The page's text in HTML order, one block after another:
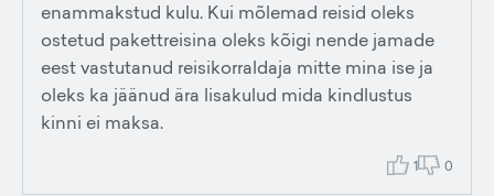
enammakstud kulu. Kui mõlemad reisid oleks
ostetud pakettreisina oleks kõigi nende jamade
eest vastutanud reisikorraldaja mitte mina ise ja
oleks ka jäänud ära lisakulud mida kindlustus
kinni ei maksa.
1 0